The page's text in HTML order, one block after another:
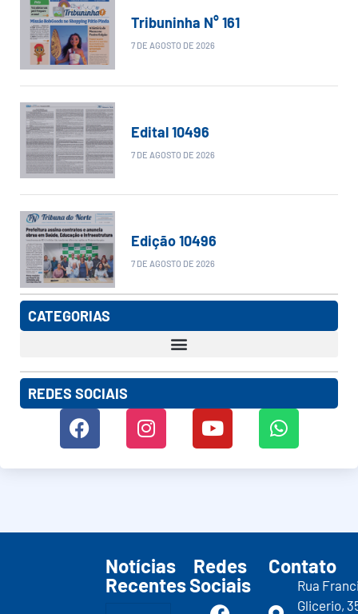
Tribuninha N° 161
7 DE AGOSTO DE 2026
Edital 10496
7 DE AGOSTO DE 2026
Edição 10496
7 DE AGOSTO DE 2026
CATEGORIAS
REDES SOCIAIS
Notícias
Recentes
Redes
Sociais
Contato
Rua
Glicerio,